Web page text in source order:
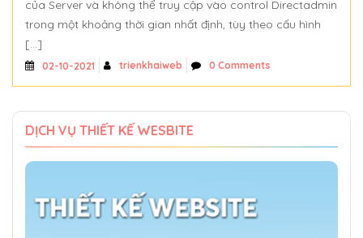
của Server và không thể truy cập vào control Directadmin
trong một khoảng thời gian nhất định, tùy theo cấu hình
[…]
02-10-2021 trienkhaiweb 0 Comments
DỊCH VỤ THIẾT KẾ WESBITE